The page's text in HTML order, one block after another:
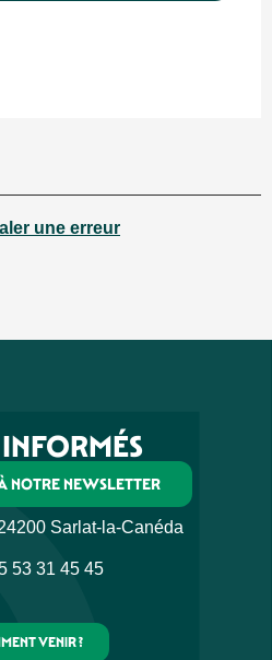
une erreur
NOTRE NEWSLETTER
Sarlat-la-Canéda
53 31 45 45
VENIR ?